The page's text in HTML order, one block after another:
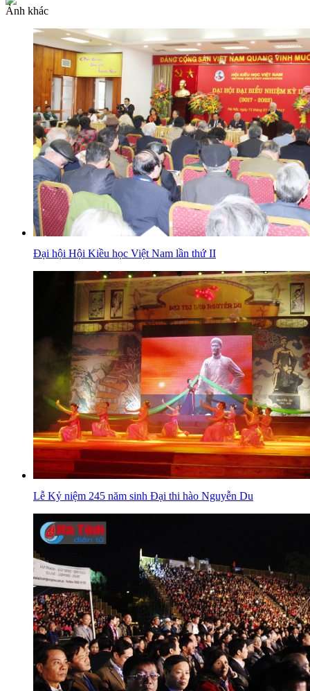
Ảnh khác
Đại hội Hội Kiều học Việt Nam lần thứ II
Lễ Kỷ niệm 245 năm sinh Đại thi hào Nguyễn Du